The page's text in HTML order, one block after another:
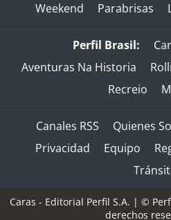
Weekend
Parabrisas
Perfil Brasil:
Aventuras Na Historia
Recreio
Canales RSS Quienes
Privacidad
Equipo
Caras - Editorial Perfil S.A. | ©
derechos